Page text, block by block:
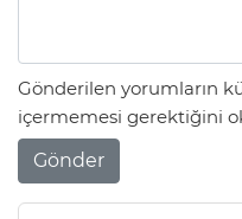
Gönderilen yorumların
içermemesi gerektiğini
Gönder